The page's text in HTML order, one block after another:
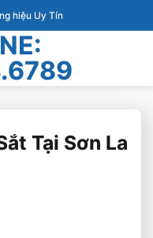
hiệu Uy Tín
Tại Sơn La